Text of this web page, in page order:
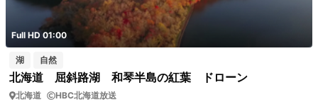
Full HD 01:00
湖 自然
北海道 屈斜路湖 和琴半島の紅葉 ドローン
北海道 HBC北海道放送